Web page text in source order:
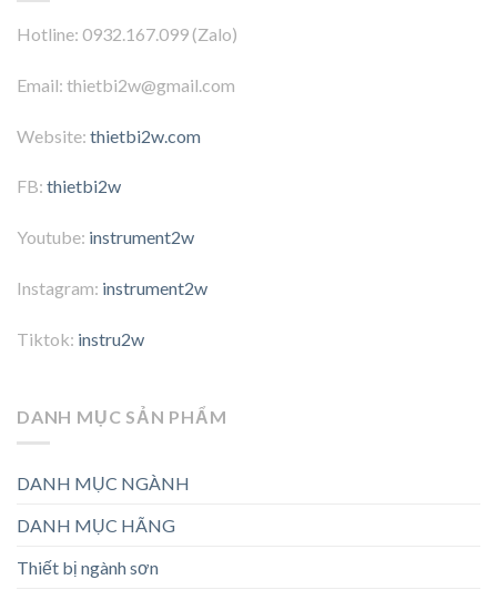
Hotline: 0932.167.099 (Zalo)
Email: thietbi2w@gmail.com
Website: thietbi2w.com
FB: thietbi2w
Youtube: instrument2w
Instagram: instrument2w
Tiktok: instru2w
DANH MỤC SẢN PHẨM
DANH MỤC NGÀNH
DANH MỤC HÃNG
Thiết bị ngành sơn